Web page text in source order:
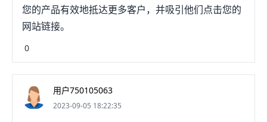
您的产品有效地抵达更多客户，并吸引他们点击您的
网站链接。
0
用户750105063
2023-09-05 18:22:35